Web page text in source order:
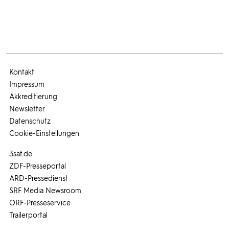
3sat.de
ZDF-Presseportal
ARD-Pressedienst
SRF Media Newsroom
ORF-Presseservice
Trailerportal
Kontakt
Impressum
Akkreditierung
Newsletter
Datenschutz
Cookie-Einstellungen